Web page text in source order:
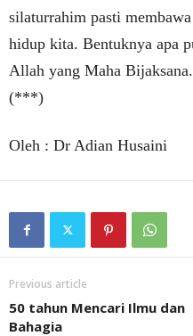
silaturrahim pasti
hidup kita. Bentuknya apa
Allah yang Maha Bijaksana.
(***)
Oleh : Dr Adian Husaini
Previous article
50 tahun Mencari Ilmu dan
Bahagia